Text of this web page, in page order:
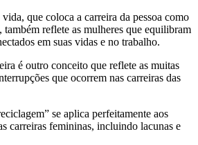
que coloca a carreira da pessoa como
também reflete as mulheres que equilibram
em suas vidas e no trabalho.
é outro conceito que reflete as muitas
que ocorrem nas carreiras das
se aplica perfeitamente aos
carreiras femininas, incluindo lacunas e